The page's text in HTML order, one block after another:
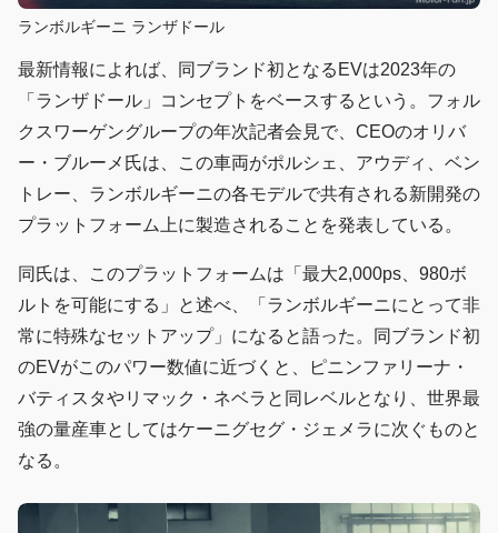
ランボルギーニ ランザドール
最新情報によれば、同ブランド初となるEVは2023年の
「ランザドール」コンセプトをベースするという。フォル
クスワーゲングループの年次記者会見で、CEOのオリバ
ー・ブルーメ氏は、この車両がポルシェ、アウディ、ベン
トレー、ランボルギーニの各モデルで共有される新開発の
プラットフォーム上に製造されることを発表している。
同氏は、このプラットフォームは「最大2,000ps、980ボ
ルトを可能にする」と述べ、「ランボルギーニにとって非
常に特殊なセットアップ」になると語った。同ブランド初
のEVがこのパワー数値に近づくと、ピニンファリーナ・
バティスタやリマック・ネベラと同レベルとなり、世界最
強の量産車としてはケーニグセグ・ジェメラに次ぐものと
なる。